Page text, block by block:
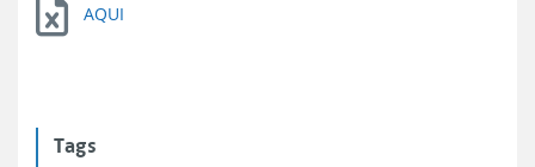
AQUI
Tags